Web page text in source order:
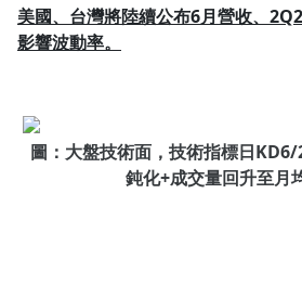
美國、台灣將陸續公布6月營收、
影響波動率。
圖：大盤技術面，技術指標日
鈍化+成交量回升至月